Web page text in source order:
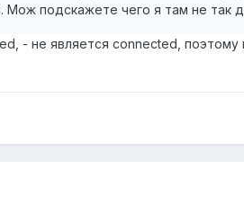
Мож подскажете чего я там не так
- не является connected,